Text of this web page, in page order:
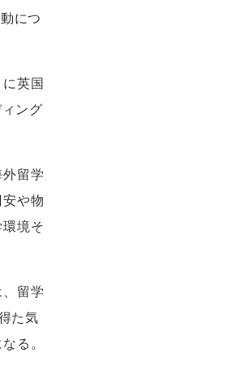
につ
英国
ング
留学
や物
境そ
留学
た気
る。